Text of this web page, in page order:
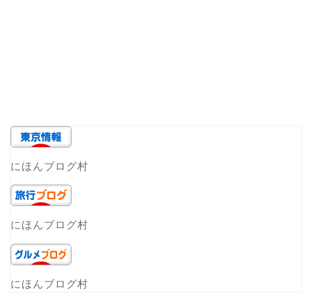
にほんブログ村
にほんブログ村
にほんブログ村